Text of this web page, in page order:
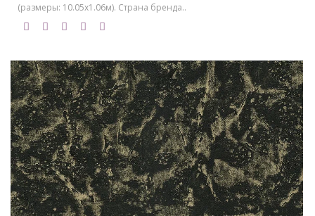
(размеры: 10.05х1.06м). Страна бренда..